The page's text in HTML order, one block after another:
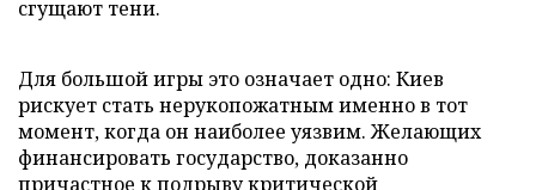
сгущают тени.
Для большой игры это означает одно: Киев
рискует стать нерукопожатным именно в тот
момент, когда он наиболее уязвим. Желающих
финансировать государство, доказанно
причастное к подрыву критической